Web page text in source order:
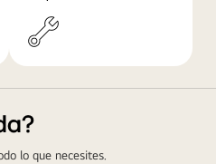
lo que necesites.